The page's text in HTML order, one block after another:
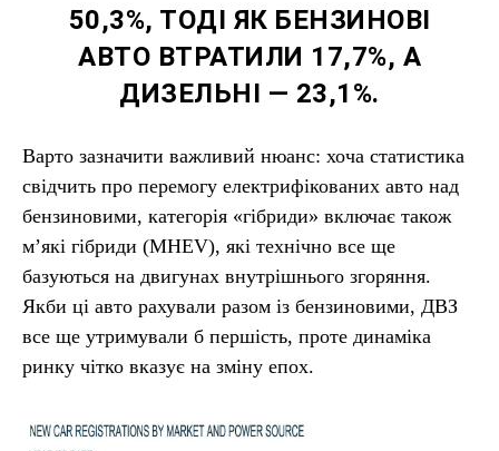
50,3%, ТОДІ ЯК БЕНЗИНОВІ
АВТО ВТРАТИЛИ 17,7%, А
ДИЗЕЛЬНІ — 23,1%.
Варто зазначити важливий нюанс: хоча статистика
свідчить про перемогу електрифікованих авто над
бензиновими, категорія «гібриди» включає також
м’які гібриди (MHEV), які технічно все ще
базуються на двигунах внутрішнього згоряння.
Якби ці авто рахували разом із бензиновими, ДВЗ
все ще утримували б першість, проте динаміка
ринку чітко вказує на зміну епох.